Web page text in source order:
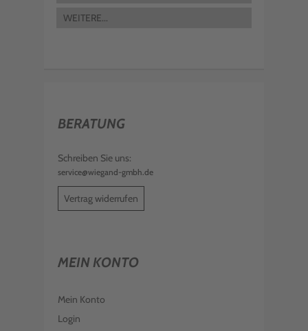
WEITERE...
BERATUNG
Schreiben Sie uns:
service@wiegand-gmbh.de
Vertrag widerrufen
MEIN KONTO
Mein Konto
Login